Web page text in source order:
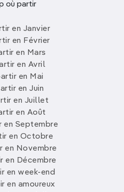
où partir
en Janvier
en Février
en Mars
en Avril
en Mai
en Juin
en Juillet
en Août
en Septembre
en Octobre
en Novembre
en Décembre
en week-end
en amoureux